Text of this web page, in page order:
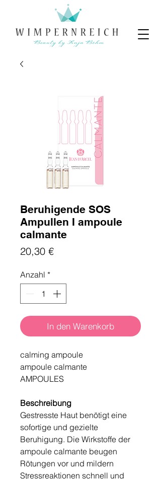
Beruhigende SOS
Ampullen I ampoule
calmante
20,30 €Preis
Anzahl *
In den Warenkorb
calming ampoule
ampoule calmante
AMPOULES
Beschreibung
Gestresste Haut benötigt eine
sofortige und gezielte
Beruhigung. Die Wirkstoffe der
ampoule calmante beugen
Rötungen vor und mildern
Stressreaktionen schnell und